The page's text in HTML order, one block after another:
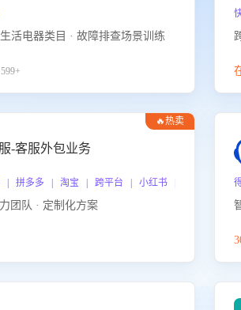
活电器类目 · 故障排查场景训练
🔥热卖
-客服外包业务
拼多多 | 淘宝 | 跨平台 | 小红书 | 得物 | 企业
团队 · 定制化方案